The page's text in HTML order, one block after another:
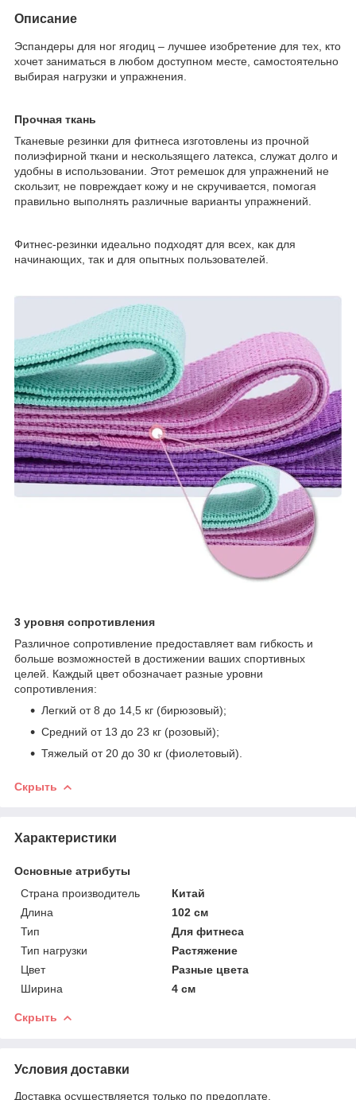
Описание
Эспандеры для ног ягодиц – лучшее изобретение для тех, кто
хочет заниматься в любом доступном месте, самостоятельно
выбирая нагрузки и упражнения.
Прочная ткань
Тканевые резинки для фитнеса изготовлены из прочной
полиэфирной ткани и нескользящего латекса, служат долго и
удобны в использовании. Этот ремешок для упражнений не
скользит, не повреждает кожу и не скручивается, помогая
правильно выполнять различные варианты упражнений.
Фитнес-резинки идеально подходят для всех, как для
начинающих, так и для опытных пользователей.
3 уровня сопротивления
Различное сопротивление предоставляет вам гибкость и
больше возможностей в достижении ваших спортивных
целей. Каждый цвет обозначает разные уровни
сопротивления:
Легкий от 8 до 14,5 кг (бирюзовый);
Средний от 13 до 23 кг (розовый);
Тяжелый от 20 до 30 кг (фиолетовый).
Скрыть
Характеристики
Основные атрибуты
Страна производитель
Китай
Длина
102 см
Тип
Для фитнеса
Тип нагрузки
Растяжение
Цвет
Разные цвета
Ширина
4 см
Скрыть
Условия доставки
Доставка осуществляется только по предоплате.